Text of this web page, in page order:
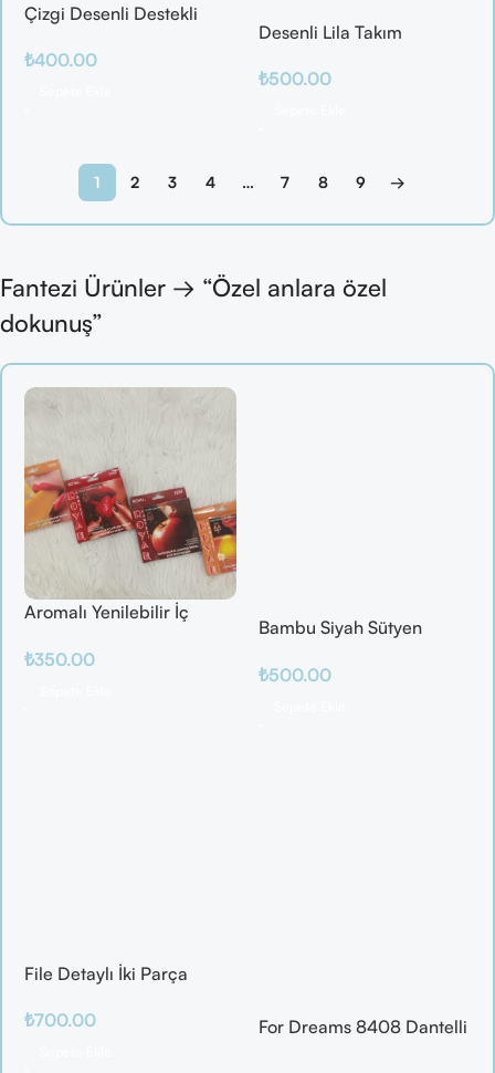
Çizgi Desenli Destekli
₺400.00
Desenli Lila Takım
₺500.00
1 2 3 4 … 7 8 9 →
Fantezi Ürünler → “Özel anlara özel
dokunuş”
Aromalı Yenilebilir İç
/ Elma / Portakal
₺350.00
Bambu Siyah Sütyen
₺500.00
File Detaylı İki Parça
₺700.00
For Dreams 8408 Dantelli